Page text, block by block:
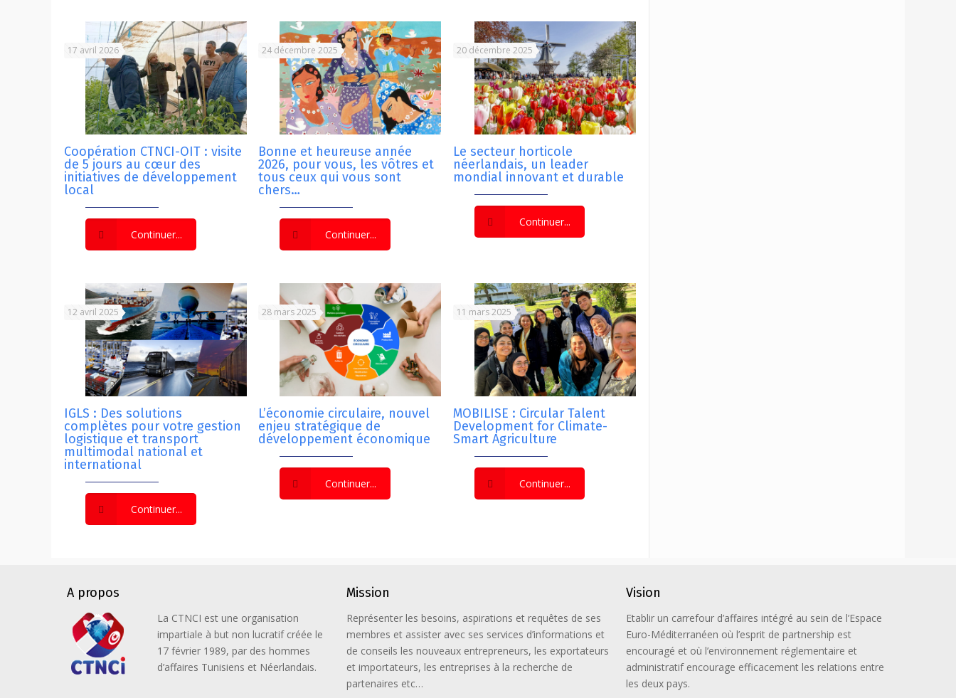
17 avril 2026
Coopération CTNCI-OIT : visite
de 5 jours au cœur des
initiatives de développement
local
Continuer...
24 décembre 2025
Bonne et heureuse année
2026, pour vous, les vôtres et
tous ceux qui vous sont
chers…
Continuer...
20 décembre 2025
Le secteur horticole
néerlandais, un leader
mondial innovant et durable
Continuer...
12 avril 2025
IGLS : Des solutions
complètes pour votre gestion
logistique et transport
multimodal national et
international
Continuer...
28 mars 2025
L’économie circulaire, nouvel
enjeu stratégique de
développement économique
Continuer...
11 mars 2025
MOBILISE : Circular Talent
Development for Climate-
Smart Agriculture
Continuer...
A propos
La CTNCI est une organisation
impartiale à but non lucratif créée le
17 février 1989, par des hommes
d’affaires Tunisiens et Néerlandais.
Mission
Représenter les besoins, aspirations et requêtes de ses
membres et assister avec ses services d’informations et
de conseils les nouveaux entrepreneurs, les exportateurs
et importateurs, les entreprises à la recherche de
partenaires etc…
Vision
Etablir un carrefour d’affaires intégré au sein de l’Espace
Euro-Méditerranéen où l’esprit de partnership est
encouragé et où l’environnement réglementaire et
administratif encourage efficacement les relations entre
les deux pays.